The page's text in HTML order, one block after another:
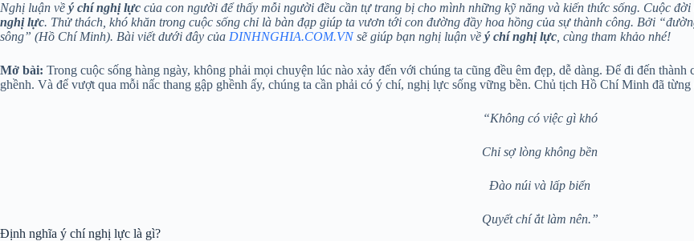
Nghị luận về ý chí nghị lực của con người để thấy mỗi người đều cần tự trang bị cho mình những kỹ năng và kiến thức sống. Cuộc
nghị lực. Thử thách, khó khăn trong cuộc sống chỉ là bàn đạp giúp ta vươn tới con đường đầy hoa hồng của sự thành công. Bởi
sông” (Hồ Chí Minh). Bài viết dưới đây của DINHNGHIA.COM.VNsẽ giúp bạn nghị luận về ý chí nghị lực , cùng tham khảo nhé!
Mở bài: Trong cuộc sống hàng ngày, không phải mọi chuyện lúc nào xảy đến với chúng ta cũng đều êm đẹp, dễ dàng. Để đi đến
ghềnh. Và để vượt qua mỗi nấc thang gập ghềnh ấy, chúng ta cần phải có ý chí, nghị lực sống vững bền. Chủ tịch Hồ Chí Minh đã từng
“Không có việc gì khó
Chỉ sợ lòng không bền
Đào núi và lấp biển
Quyết chí ắt làm nên.”
Định nghĩa ý chí nghị lực là gì?